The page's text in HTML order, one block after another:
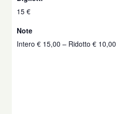
15 €
Note
Intero € 15,00 – Ridotto € 10,00